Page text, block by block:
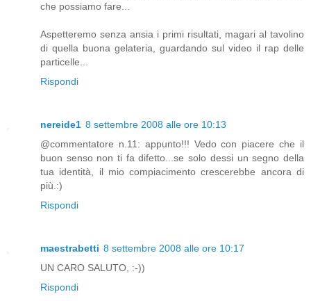
che possiamo fare...
Aspetteremo senza ansia i primi risultati, magari al tavolino
di quella buona gelateria, guardando sul video il rap delle
particelle...
Rispondi
nereide1 8 settembre 2008 alle ore 10:13
@commentatore n.11: appunto!!! Vedo con piacere che il
buon senso non ti fa difetto...se solo dessi un segno della
tua identità, il mio compiacimento crescerebbe ancora di
più.:)
Rispondi
maestrabetti 8 settembre 2008 alle ore 10:17
UN CARO SALUTO, :-))
Rispondi